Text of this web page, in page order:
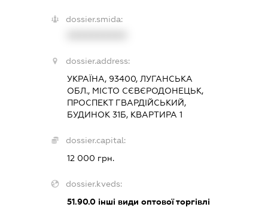
dossier.smida:
dossier.address:
УКРАЇНА, 93400, ЛУГАНСЬКА
ОБЛ., МІСТО СЄВЄРОДОНЕЦЬК,
ПРОСПЕКТ ГВАРДІЙСЬКИЙ,
БУДИНОК 31Б, КВАРТИРА 1
dossier.capital:
12 000 грн.
dossier.kveds:
51.90.0 інші види оптової торгівлі